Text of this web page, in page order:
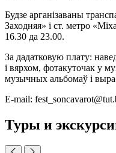
Будзе арганізаваны
Заходняя» і ст. метро
16.30 да 23.00.
За дадатковую плату:
і вярхом, фотакуточак у
музычных альбомаў і
E-mail:
Туры и